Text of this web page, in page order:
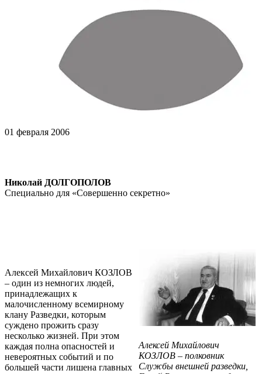
01 февраля 2006
Николай ДОЛГОПОЛОВ
Специально для «Совершенно секретно»
Алексей Михайлович
КОЗЛОВ – полковник
Службы внешней разведки,
Алексей Михайлович КОЗЛОВ
– один из немногих людей,
принадлежащих к
малочисленному всемирному
клану Разведки, которым
суждено прожить сразу
несколько жизней. При этом
каждая полна опасностей и
невероятных событий и по
большей части лишена главных